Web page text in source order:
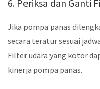
6. Periksa dan Ganti
Jika pompa panas
secara teratur sesuai
Filter udara yang kotor
kinerja pompa panas.